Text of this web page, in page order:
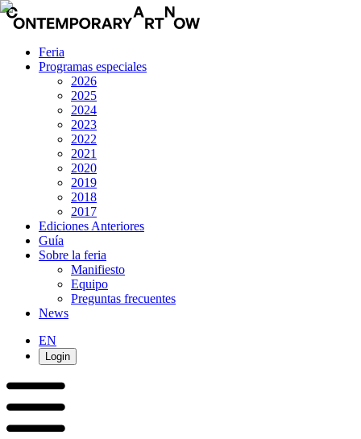
Feria
Programas especiales
2026
2025
2024
2023
2022
2021
2020
2019
2018
2017
Ediciones Anteriores
Guía
Sobre la feria
Manifiesto
Equipo
Preguntas frecuentes
News
EN
Login